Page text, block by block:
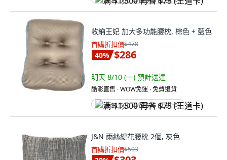
收納王妃 加大多功能腰枕, 棕色 + 藍色
首購折扣價$478
40% $286
明天 8/10 (一) 預計送達
酷澎直售 ∙ WOW免運 ∙ 免費退貨
满 $1,500 再省 $75 (王道卡)
J&N 雨絲緹花腰枕 2個, 灰色
首購折扣價$503